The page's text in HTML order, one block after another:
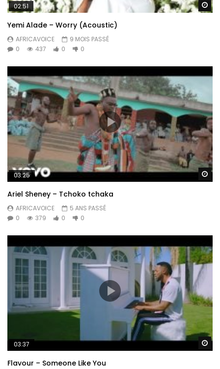
02:51
Yemi Alade – Worry (Acoustic)
AFRICAVOICE
9 MOIS PASSÉ
0
437 0 0
03:25
Ariel Sheney – Tchoko tchaka
AFRICAVOICE
5 ANS PASSÉ
0
379 0 0
03:37
Flavour – Someone Like You